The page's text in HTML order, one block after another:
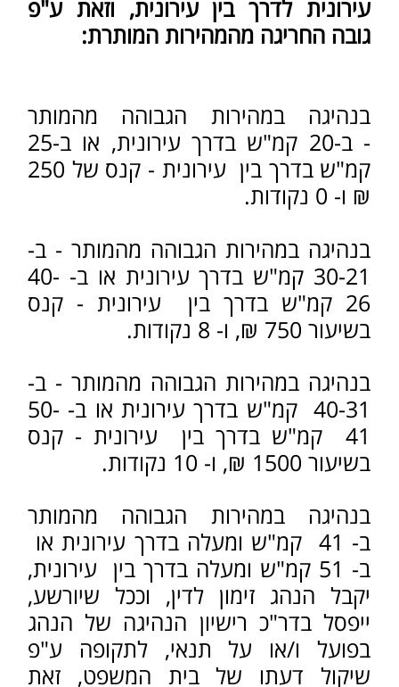
העבירה), לבין לבקש להישפט בבית
המשפט, לכפור באשמה, ולנסות לבטל
את הקנס והנקודות, או לכל הפחות
להפחיתם.
בתנאים מסוימים,כאשר מדובר בקנס
כספי, עומדת לרשות השוטר האפשרות
לתת לנהג דוח התראה (דוח
אזהרה) במקום דוח תנועה רגיל.
גם במידה והנהג עומד בתנאים אלו,
של 750 ש"ח ומעלה.
זימון לדין
כאשר מדובר בקבלת דוח מהירות בו
תרחישים אפשריים, והכל בהתאם
לנסיבות ביצוע העבירה ולחומרתה.
שימוע
ככל שהעבירה נאכפה ע"י שוטר, שלקח
את רישיון הנהיגה של הנהג מיד לאחר
ביצוע העבירה, יקבל הנהג אישור על